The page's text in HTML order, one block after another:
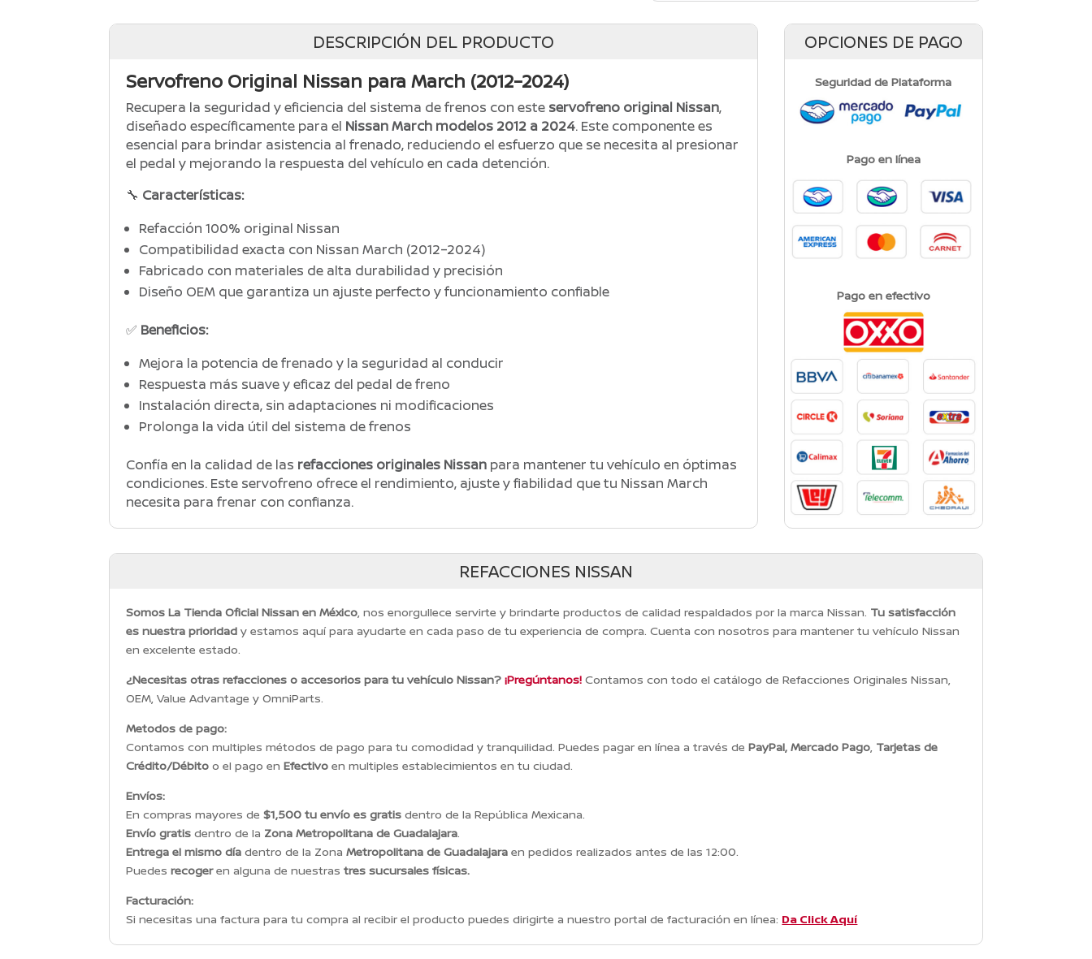
DESCRIPCIÓN DEL PRODUCTO
Servofreno Original Nissan para March (2012–2024)
Recupera la seguridad y eficiencia del sistema de frenos con este servofreno original Nissan,
diseñado específicamente para el Nissan March modelos 2012 a 2024. Este componente es
esencial para brindar asistencia al frenado, reduciendo el esfuerzo que se necesita al presionar
el pedal y mejorando la respuesta del vehículo en cada detención.
🔧 Características:
Refacción 100% original Nissan
Compatibilidad exacta con Nissan March (2012–2024)
Fabricado con materiales de alta durabilidad y precisión
Diseño OEM que garantiza un ajuste perfecto y funcionamiento confiable
✅ Beneficios:
Mejora la potencia de frenado y la seguridad al conducir
Respuesta más suave y eficaz del pedal de freno
Instalación directa, sin adaptaciones ni modificaciones
Prolonga la vida útil del sistema de frenos
Confía en la calidad de las refacciones originales Nissan para mantener tu vehículo en óptimas
condiciones. Este servofreno ofrece el rendimiento, ajuste y fiabilidad que tu Nissan March
necesita para frenar con confianza.
OPCIONES DE PAGO
Seguridad de Plataforma
Pago en línea
Pago en efectivo
REFACCIONES NISSAN
Somos La Tienda Oficial Nissan en México , nos enorgullece servirte y brindarte productos de calidad respaldados por la marca Nissan. Tu satisfacción
es nuestra prioridad y estamos aquí para ayudarte en cada paso de tu experiencia de compra. Cuenta con nosotros para mantener tu vehículo Nissan
en excelente estado.
¿Necesitas otras refacciones o accesorios para tu vehículo Nissan?¡Pregúntanos! Contamos con todo el catálogo de Refacciones Originales Nissan,
OEM, Value Advantage y OmniParts.
Metodos de pago:
Contamos con multiples métodos de pago para tu comodidad y tranquilidad. Puedes pagar en línea a través dePayPal, Mercado Pago Tarjetas de
Crédito/Débito o el pago enEfectivo en multiples establecimientos en tu ciudad.
Envíos:
En compras mayores de$1,500 tu envío es gratis dentro de la República Mexicana.
Envío gratis dentro de la Zona Metropolitana de Guadalajara
Entrega el mismo día dentro de la ZonaMetropolitana de Guadalajara en pedidos realizados antes de las 12:00.
Puedesrecogeren alguna de nuestrastres sucursales físicas.
Facturación:
Si necesitas una factura para tu compra al recibir el producto puedes dirigirte a nuestro portal de facturación en línea: Da Click Aquí